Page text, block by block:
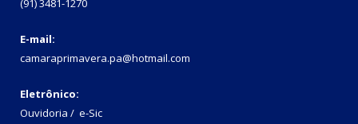
(91) 3481-1270
E-mail:
camaraprimavera.pa@hotmail.com
Eletrônico:
Ouvidoria / e-Sic